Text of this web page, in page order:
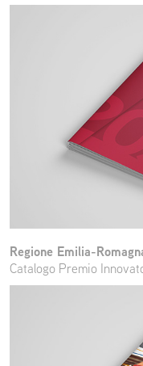
Regione Emilia-
Catalogo Premio